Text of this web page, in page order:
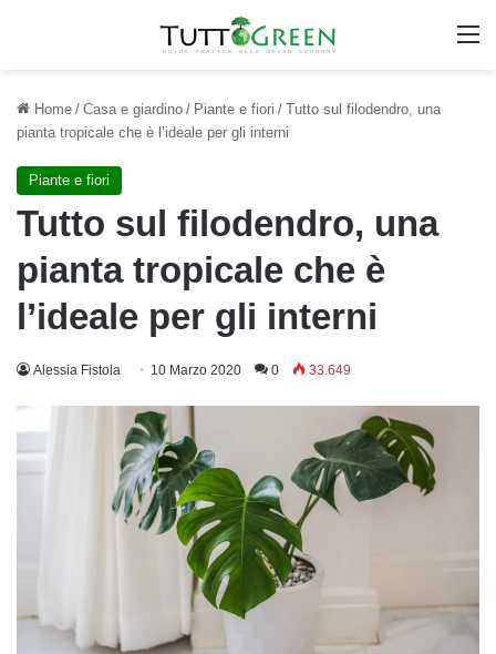
Home / Casa e giardino / Piante e fiori / Tutto sul filodendro, una
pianta tropicale che è l’ideale per gli interni
Piante e fiori
Tutto sul filodendro, una
pianta tropicale che è
l’ideale per gli interni
Alessia Fistola 10 Marzo 2020 0 33.649